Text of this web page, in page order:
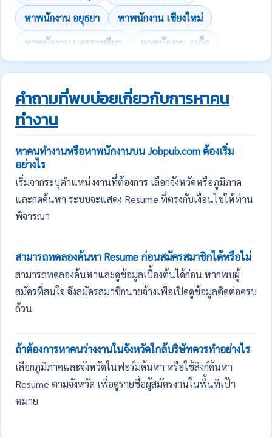
หาพนักงาน อยุธยา
หาพนักงาน เชียงใหม่
หาพนักงาน นครราชสีมา
หาพนักงาน ภูเก็ต
คำถามที่พบบ่อยเกี่ยวกับการหาคน
ทำงาน
หาคนทำงานหรือหาพนักงานบน Jobpub.com ต้องเริ่ม
อย่างไร
เริ่มจากระบุตำแหน่งงานที่ต้องการ เลือกจังหวัดหรือภูมิภาค
และกดค้นหา ระบบจะแสดง Resume ที่ตรงกับเงื่อนไขให้ท่าน
พิจารณา
สามารถทดลองค้นหา Resume ก่อนสมัครสมาชิกได้หรือไม่
สามารถทดลองค้นหาและดูข้อมูลเบื้องต้นได้ก่อน หากพบผู้
สมัครที่สนใจ จึงสมัครสมาชิกนายจ้างเพื่อเปิดดูข้อมูลติดต่อครบ
ถ้วน
ถ้าต้องการหาคนว่างงานในจังหวัดใกล้บริษัทควรทำอย่างไร
เลือกภูมิภาคและจังหวัดในฟอร์มค้นหา หรือใช้ลิงก์ค้นหา
Resume ตามจังหวัด เพื่อดูรายชื่อผู้สมัครงานในพื้นที่เป้า
หมาย